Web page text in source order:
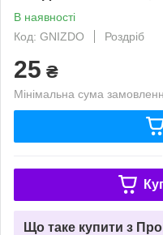
В наявності
Код: GNIZDO
Роздріб
25 ₴
Мінімальна сума
Що таке купити з